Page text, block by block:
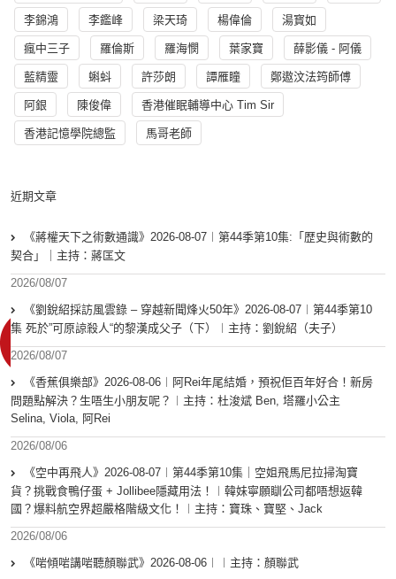
李錦鴻 李鑑峰 梁天琦 楊偉倫 湯寳如
瘋中三子 羅倫斯 羅海憫 葉家寶 薛影儀 - 阿儀
藍精靈 蝌蚪 許莎朗 譚雁瞳 鄭遨汶法筠師傅
阿銀 陳俊偉 香港催眠輔導中心 Tim Sir
香港記憶學院總監 馬哥老師
近期文章
《蔣權天下之術數通識》2026-08-07︱第44季第10集:「歴史與術數的
契合」｜主持：蔣匡文
2026/08/07
《劉銳紹採訪風雲錄 – 穿越新聞烽火50年》2026-08-07︱第44季第10
集 死於”可原諒殺人“的黎漢成父子（下）︱主持：劉銳紹（夫子）
2026/08/07
《香蕉俱樂部》2026-08-06︱阿Rei年尾結婚，預祝佢百年好合！新房
問題點解決？生唔生小朋友呢？︱主持：杜浚斌 Ben, 塔羅小公主
Selina, Viola, 阿Rei
2026/08/06
《空中再飛人》2026-08-07︱第44季第10集｜空姐飛馬尼拉掃淘寶
貨？挑戰食鴨仔蛋 + Jollibee隱藏用法！︱韓妹寧願瞓公司都唔想返韓
國？爆料航空界超嚴格階級文化！︱主持：寶珠、寶堅、Jack
2026/08/06
《啱傾啱講啱聽顏聯武》2026-08-06︱︱主持：顏聯武